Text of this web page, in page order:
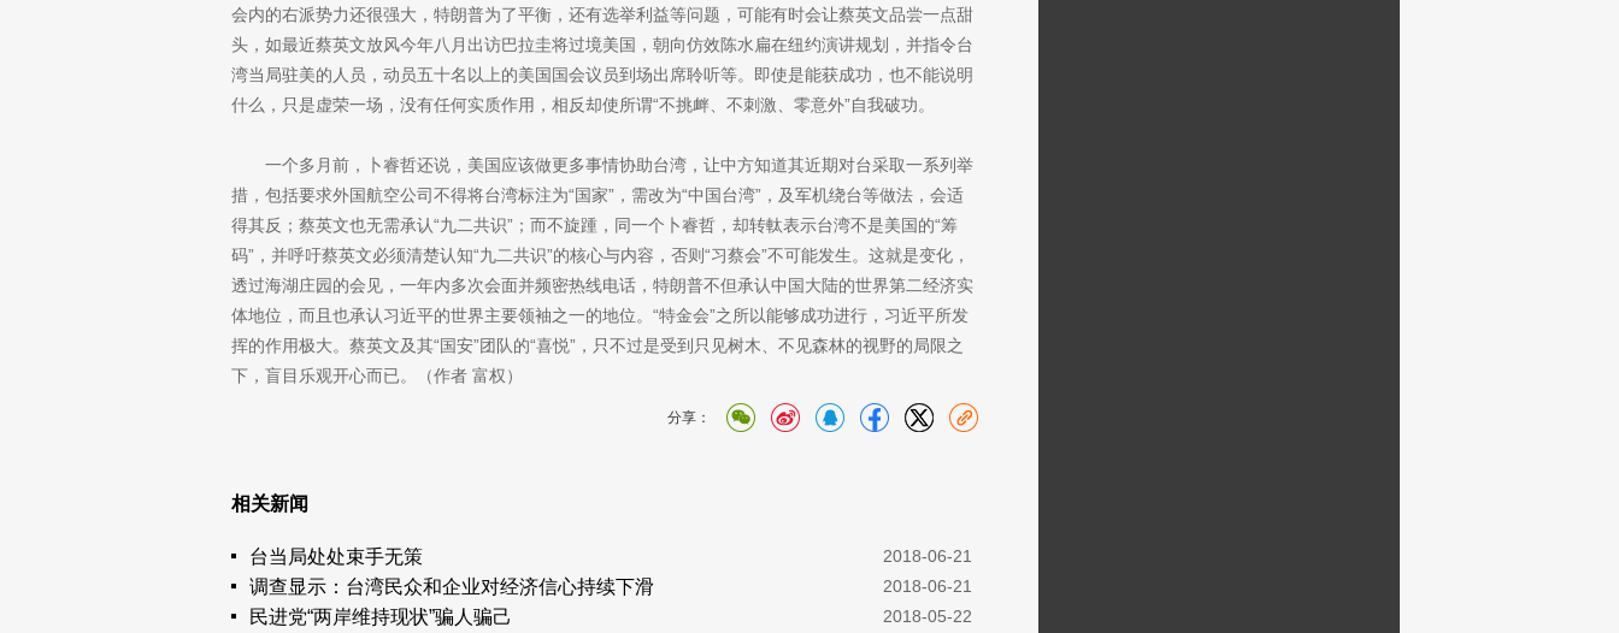
会内的右派势力还很强大，特朗普为了平衡，还有选举利益等问题，可能有时会让蔡英文品尝一点甜
头，如最近蔡英文放风今年八月出访巴拉圭将过境美国，朝向仿效陈水扁在纽约演讲规划，并指令台
湾当局驻美的人员，动员五十名以上的美国国会议员到场出席聆听等。即使是能获成功，也不能说明
什么，只是虚荣一场，没有任何实质作用，相反却使所谓“不挑衅、不刺激、零意外”自我破功。
一个多月前，卜睿哲还说，美国应该做更多事情协助台湾，让中方知道其近期对台采取一系列举
措，包括要求外国航空公司不得将台湾标注为“国家”，需改为“中国台湾”，及军机绕台等做法，会适
得其反；蔡英文也无需承认“九二共识”；而不旋踵，同一个卜睿哲，却转軚表示台湾不是美国的“筹
码”，并呼吁蔡英文必须清楚认知“九二共识”的核心与内容，否则“习蔡会”不可能发生。这就是变化，
透过海湖庄园的会见，一年内多次会面并频密热线电话，特朗普不但承认中国大陆的世界第二经济实
体地位，而且也承认习近平的世界主要领袖之一的地位。“特金会”之所以能够成功进行，习近平所发
挥的作用极大。蔡英文及其“国安”团队的“喜悦”，只不过是受到只见树木、不见森林的视野的局限之
下，盲目乐观开心而已。（作者 富权）
分享：
相关新闻
2018-06-21
台当局处处束手无策
2018-06-21
调查显示：台湾民众和企业对经济信心持续下滑
2018-05-22
民进党“两岸维持现状”骗人骗己